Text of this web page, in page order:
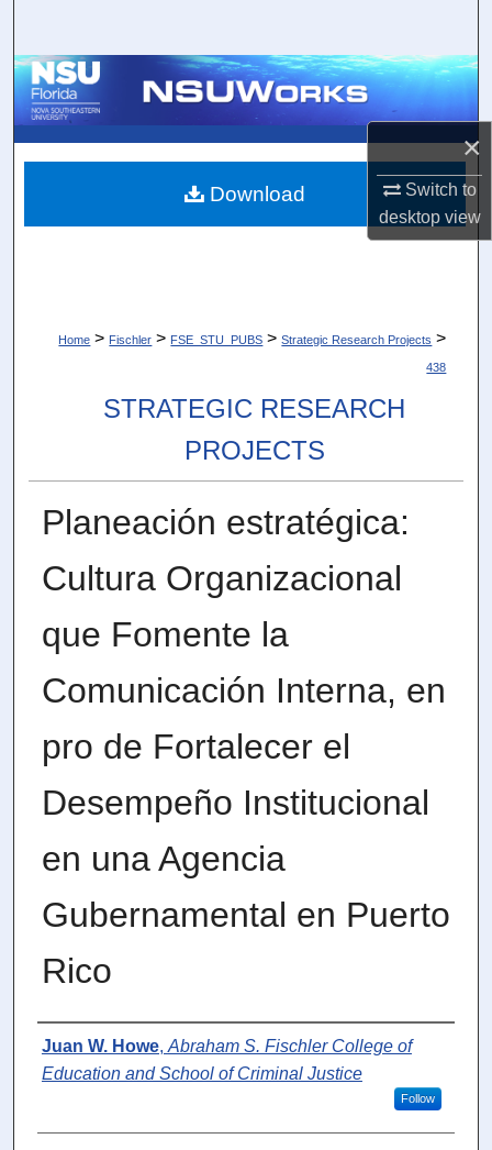
×
Switch to
desktopview
Browse Collections
About
Digital Commons Network™
Home > Fischler > FSE_STU_PUBS > Strategic Research Projects >
438
STRATEGIC RESEARCH
PROJECTS
Planeación estratégica:
Cultura Organizacional
que Fomente la
Comunicación Interna, en
pro de Fortalecer el
Desempeño Institucional
en una Agencia
Gubernamental en Puerto
Rico
Author
Juan W. Howe, Abraham S. Fischler College of
Education and School of Criminal Justice
Follow
Download